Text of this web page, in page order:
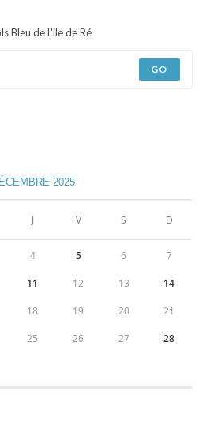
Bleu de L'ile de Ré
GO
2025
J V S D
4 5 6 7
11 12 13 14
18 19 20 21
25 26 27 28